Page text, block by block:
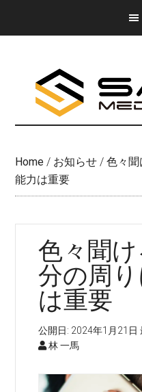
Home / お知らせ / 色々聞
能力は重要
色々聞
分の周
は重要
公開日: 2024年1月21日
林 一馬